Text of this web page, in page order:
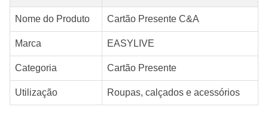
Nome do Produto Cartão Presente C&A
Marca EASYLIVE
Categoria Cartão Presente
Utilização Roupas, calçados e acessórios